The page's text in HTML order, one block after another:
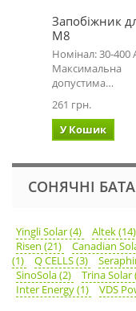
Запобіжник
М8
Номінал: 30-400
Максимальна
допустима…
261 грн.
У Кошик
СОНЯЧНІ
Yingli Solar (4) Altek (14)
Risen (21)
Canadian
(1)
Q CELLS (3)
SinoSola (2)
Trina Solar
Inter Energy (1)
VDS